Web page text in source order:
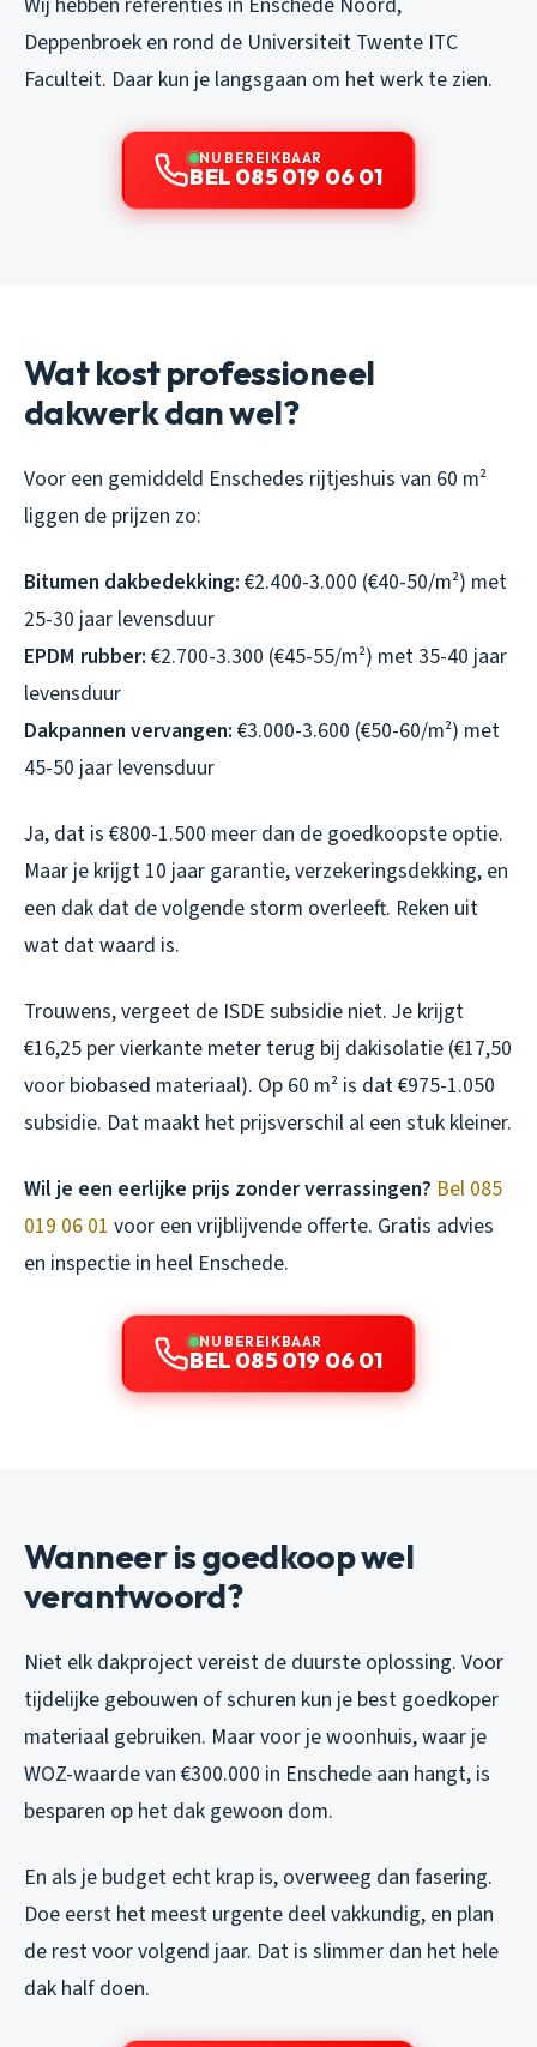
Deppenbroek en rond de Universiteit Twente ITC
Faculteit. Daar kun je langsgaan om het werk te zien.
NU BEREIKBAAR
BEL 085 019 06 01
Wat kost professioneel
dakwerk dan wel?
Voor een gemiddeld Enschedes rijtjeshuis van 60 m²
liggen de prijzen zo:
Bitumen dakbedekking: €2.400-3.000 (€40-50/m²) met
25-30 jaar levensduur
EPDM rubber: €2.700-3.300 (€45-55/m²) met 35-40 jaar
levensduur
Dakpannen vervangen: €3.000-3.600 (€50-60/m²) met
45-50 jaar levensduur
Ja, dat is €800-1.500 meer dan de goedkoopste optie.
Maar je krijgt 10 jaar garantie, verzekeringsdekking, en
een dak dat de volgende storm overleeft. Reken uit
wat dat waard is.
Trouwens, vergeet de ISDE subsidie niet. Je krijgt
€16,25 per vierkante meter terug bij dakisolatie (€17,50
voor biobased materiaal). Op 60 m² is dat €975-1.050
subsidie. Dat maakt het prijsverschil al een stuk kleiner.
Wil je een eerlijke prijs zonder verrassingen? Bel 085
019 06 01 voor een vrijblijvende offerte. Gratis advies
en inspectie in heel Enschede.
NU BEREIKBAAR
BEL 085 019 06 01
Wanneer is goedkoop wel
verantwoord?
Niet elk dakproject vereist de duurste oplossing. Voor
tijdelijke gebouwen of schuren kun je best goedkoper
materiaal gebruiken. Maar voor je woonhuis, waar je
WOZ-waarde van €300.000 in Enschede aan hangt, is
besparen op het dak gewoon dom.
En als je budget echt krap is, overweeg dan fasering.
Doe eerst het meest urgente deel vakkundig, en plan
de rest voor volgend jaar. Dat is slimmer dan het hele
dak half doen.